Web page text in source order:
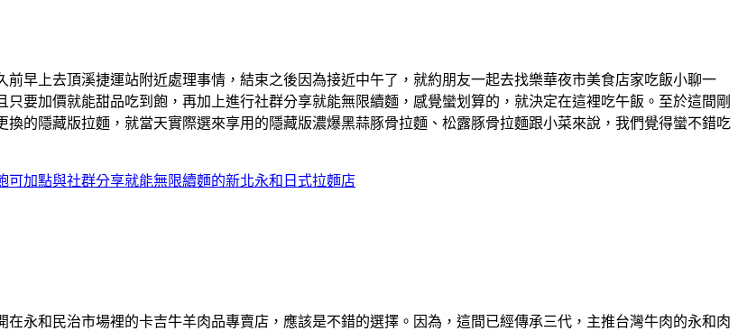
早上去頂溪捷運站附近處理事情，結束之後因為接近中午了，就約朋友一起去找樂華夜市美食店家吃飯小聊一
要加價就能甜品吃到飽，再加上進行社群分享就能無限續麵，感覺蠻划算的，就決定在這裡吃午飯。至於這間剛
的隱藏版拉麵，就當天實際選來享用的隱藏版濃爆黑蒜豚骨拉麵、松露豚骨拉麵跟小菜來說，我們覺得蠻不錯吃
可加點與社群分享就能無限續麵的新北永和日式拉麵店
永和民治市場裡的卡吉牛羊肉品專賣店，應該是不錯的選擇。因為，這間已經傳承三代，主推台灣牛肉的永和肉